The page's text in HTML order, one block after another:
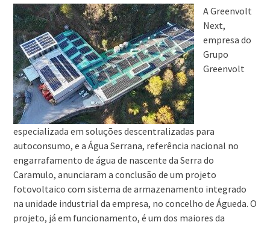
A Greenvolt
Next,
empresa do
Grupo
Greenvolt
especializada em soluções descentralizadas para
autoconsumo, e a Água Serrana, referência nacional no
engarrafamento de água de nascente da Serra do
Caramulo, anunciaram a conclusão de um projeto
fotovoltaico com sistema de armazenamento integrado
na unidade industrial da empresa, no concelho de Águeda. O
projeto, já em funcionamento, é um dos maiores da